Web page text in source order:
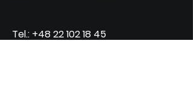
Tel.: +48 22 102 18 45